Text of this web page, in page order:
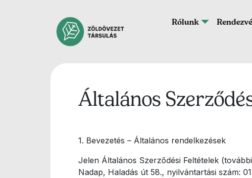
Fő navigáció
Rólunk
Általános
1. Bevezetés – Általános rendelkezések
Jelen Általános Szerződési Feltételek
Nadap, Haladás út 58., nyilvántartási szám: